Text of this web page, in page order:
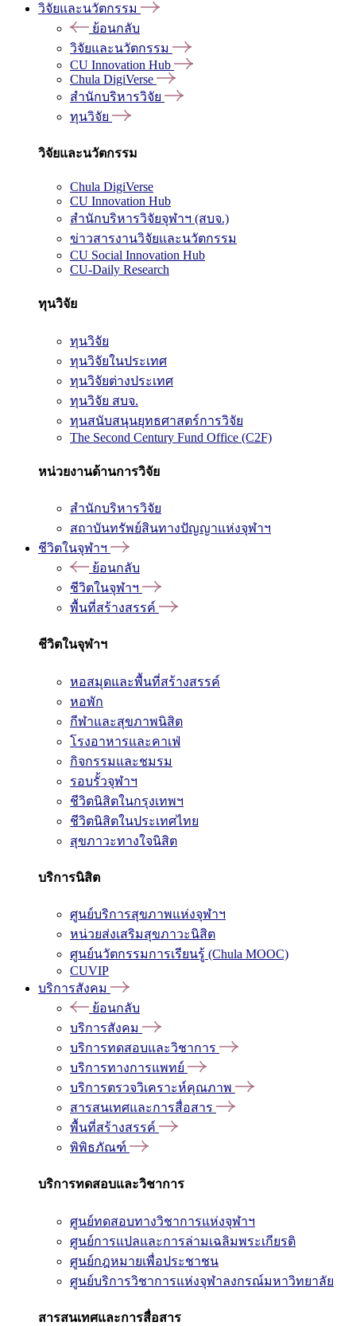
วิจัยและนวัตกรรม
ย้อนกลับ
วิจัยและนวัตกรรม
CU Innovation Hub
Chula DigiVerse
สำนักบริหารวิจัย
ทุนวิจัย
วิจัยและนวัตกรรม
Chula DigiVerse
CU Innovation Hub
สำนักบริหารวิจัยจุฬาฯ (สบจ.)
ข่าวสารงานวิจัยและนวัตกรรม
CU Social Innovation Hub
CU-Daily Research
ทุนวิจัย
ทุนวิจัย
ทุนวิจัยในประเทศ
ทุนวิจัยต่างประเทศ
ทุนวิจัย สบจ.
ทุนสนับสนุนยุทธศาสตร์การวิจัย
The Second Century Fund Office (C2F)
หน่วยงานด้านการวิจัย
สำนักบริหารวิจัย
สถาบันทรัพย์สินทางปัญญาแห่งจุฬาฯ
ชีวิตในจุฬาฯ
ย้อนกลับ
ชีวิตในจุฬาฯ
พื้นที่สร้างสรรค์
ชีวิตในจุฬาฯ
หอสมุดและพื้นที่สร้างสรรค์
หอพัก
กีฬาและสุขภาพนิสิต
โรงอาหารและคาเฟ่
กิจกรรมและชมรม
รอบรั้วจุฬาฯ
ชีวิตนิสิตในกรุงเทพฯ
ชีวิตนิสิตในประเทศไทย
สุขภาวะทางใจนิสิต
บริการนิสิต
ศูนย์บริการสุขภาพแห่งจุฬาฯ
หน่วยส่งเสริมสุขภาวะนิสิต
ศูนย์นวัตกรรมการเรียนรู้ (Chula MOOC)
CUVIP
บริการสังคม
ย้อนกลับ
บริการสังคม
บริการทดสอบและวิชาการ
บริการทางการแพทย์
บริการตรวจวิเคราะห์คุณภาพ
สารสนเทศและการสื่อสาร
พื้นที่สร้างสรรค์
พิพิธภัณฑ์
บริการทดสอบและวิชาการ
ศูนย์ทดสอบทางวิชาการแห่งจุฬาฯ
ศูนย์การแปลและการล่ามเฉลิมพระเกียรติ
ศูนย์กฎหมายเพื่อประชาชน
ศูนย์บริการวิชาการแห่งจุฬาลงกรณ์มหาวิทยาลัย
สารสนเทศและการสื่อสาร